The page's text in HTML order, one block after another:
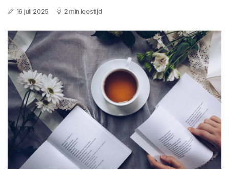
16 juli 2025 2 min leestijd